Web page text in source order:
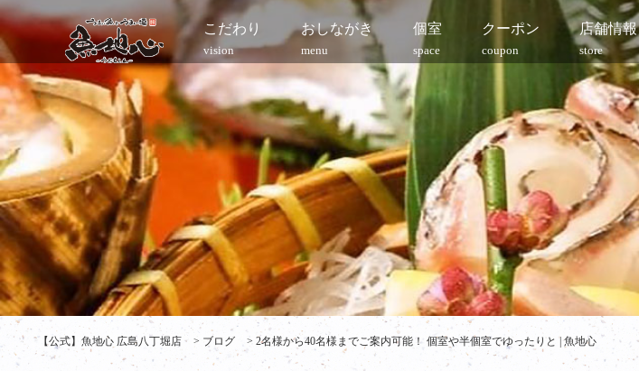
こだわり
vision
おしながき
menu
個室
space
クーポン
coupon
店舗情報
store
【公式】魚地心 広島八丁堀店 > ブログ > 2名様から40名様までご案内可能！ 個室や半個室でゆったりと | 魚地心